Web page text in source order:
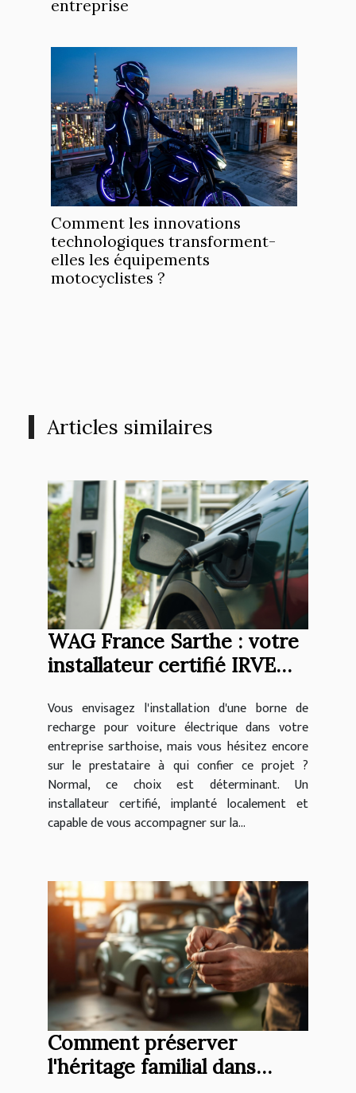
entreprise
Comment les innovations
technologiques transforment-
elles les équipements
motocyclistes ?
Articles similaires
WAG France Sarthe : votre
installateur certifié IRVE
recharge en entreprise
Vous envisagez l'installation d'une borne de
recharge pour voiture électrique dans votre
entreprise sarthoise, mais vous hésitez encore
sur le prestataire à qui confier ce projet ?
Normal, ce choix est déterminant. Un
installateur certifié, implanté localement et
capable de vous accompagner sur la...
Comment préserver
l'héritage familial dans